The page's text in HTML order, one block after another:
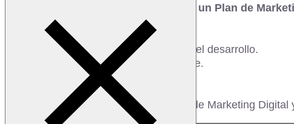
¡Descubre con esta guía cómo hacer un Plan de
Con esta guía serás capaz de:
- Establecer los puntos que influyen en el desarrollo.
- Presentar una propuesta final al cliente.
- Ejecutar del Plan de Marketing.
Aprende con esta guía qué es un plan de Marketing